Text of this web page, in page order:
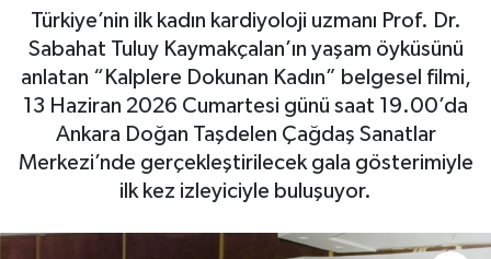
Türkiye’nin ilk kadın kardiyoloji uzmanı Prof. Dr.
Sabahat Tuluy Kaymakçalan’ın yaşam öyküsünü
anlatan “Kalplere Dokunan Kadın” belgesel filmi,
13 Haziran 2026 Cumartesi günü saat 19.00’da
Ankara Doğan Taşdelen Çağdaş Sanatlar
Merkezi’nde gerçekleştirilecek gala gösterimiyle
ilk kez izleyiciyle buluşuyor.